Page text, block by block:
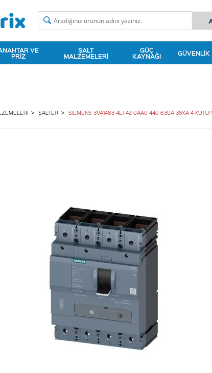
VE
PRIZ
ŞALT
MALZEMELERI
GÜÇ
KAYNAĞI GÜVENLIK
ŞALTER SIEMENS 3VA1463-4EF42-0AA0 440-630A 36KA 4